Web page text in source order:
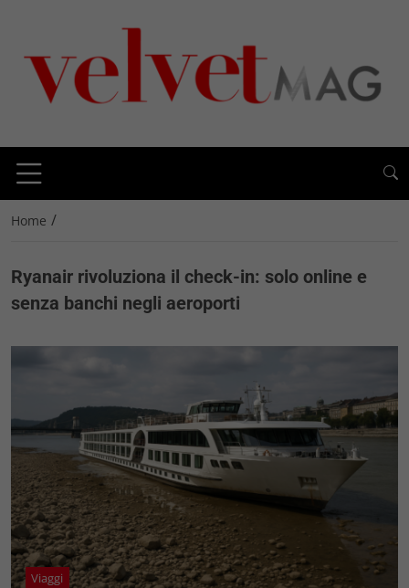
Home /
Ryanair rivoluziona il check-in: solo online e
senza banchi negli aeroporti
Viaggi